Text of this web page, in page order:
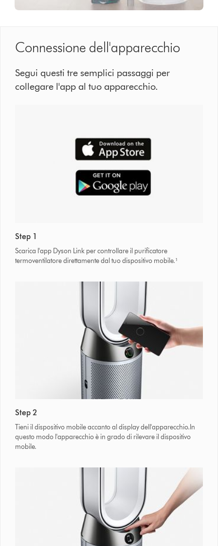
Connessione dell'apparecchio
Segui questi tre semplici passaggi per
collegare l'app al tuo apparecchio.
Step 1
Scarica l'app Dyson Link per controllare il purificatore
termoventilatore direttamente dal tuo dispositivo mobile.¹
Step 2
Tieni il dispositivo mobile accanto al display dell'apparecchio.In
questo modo l'apparecchio è in grado di rilevare il dispositivo
mobile.